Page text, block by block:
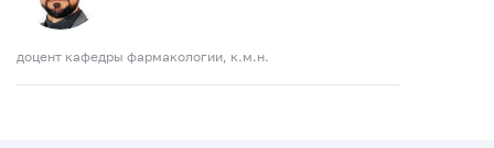
доцент кафедры фармакологии, к.м.н.